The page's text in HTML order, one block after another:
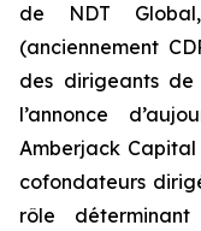
de NDT
(anciennement
des dirigeants de
l’annonce
Amberjack
cofondateurs
rôle